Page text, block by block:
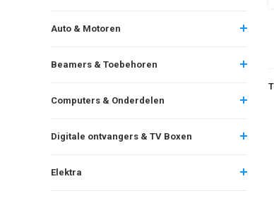
Auto & Motoren
Beamers & Toebehoren
Computers & Onderdelen
Digitale ontvangers & TV Boxen
Elektra